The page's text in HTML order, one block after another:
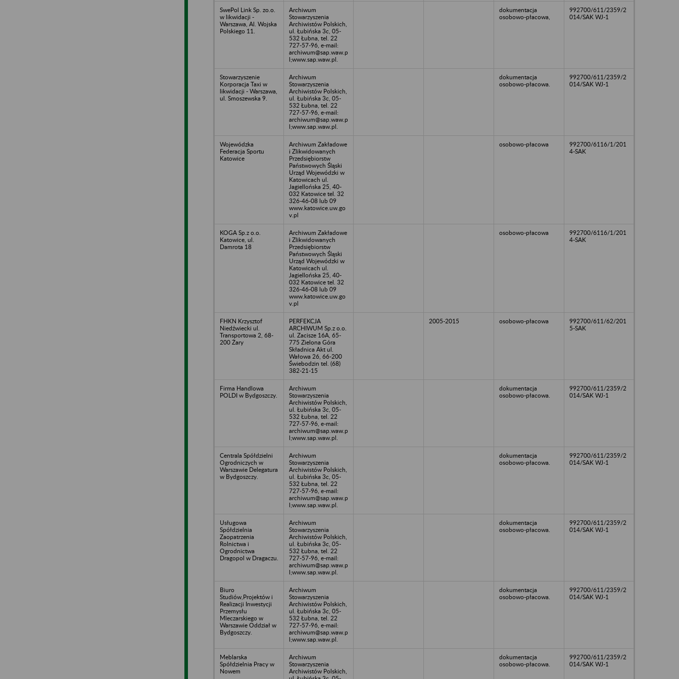
SwePol Link Sp. zo.o.
w likwidacji -
Warszawa, Al. Wojska
Polskiego 11.
Archiwum
Stowarzyszenia
Archiwistów Polskich,
ul. Łubińska 3c, 05-
532 Łubna, tel. 22
727-57-96, e-mail:
archiwum@sap.waw.p
l;www.sap.waw.pl.
dokumentacja
osobowo-płacowa,
992700/611/2359/2
014/SAK WJ-1
Stowarzyszenie
Korporacja Taxi w
likwidacji - Warszawa,
ul. Smoszewska 9.
Archiwum
Stowarzyszenia
Archiwistów Polskich,
ul. Łubińska 3c, 05-
532 Łubna, tel. 22
727-57-96, e-mail:
archiwum@sap.waw.p
l;www.sap.waw.pl.
dokumentacja
osobowo-płacowa.
992700/611/2359/2
014/SAK WJ-1
Wojewódzka
Federacja Sportu
Katowice
Archiwum Zakładowe
i Zlikwidowanych
Przedsiębiorstw
Państwowych Śląski
Urząd Wojewódzki w
Katowicach ul.
Jagiellońska 25, 40-
032 Katowice tel. 32
326-46-08 lub 09
www.katowice.uw.go
v.pl
osobowo-płacowa
992700/6116/1/201
4-SAK
KOGA Sp.z o.o.
Katowice, ul.
Damrota 18
Archiwum Zakładowe
i Zlikwidowanych
Przedsiębiorstw
Państwowych Śląski
Urząd Wojewódzki w
Katowicach ul.
Jagiellońska 25, 40-
032 Katowice tel. 32
326-46-08 lub 09
www.katowice.uw.go
v.pl
osobowo-płacowa
992700/6116/1/201
4-SAK
FHKN Krzysztof
Niedźwiecki ul.
Transportowa 2, 68-
200 Żary
PERFEKCJA
ARCHIWUM Sp.z o.o.
ul. Zacisze 16A, 65-
775 Zielona Góra
Składnica Akt ul.
Wałowa 26, 66-200
Świebodzin tel. (68)
382-21-15
2005-2015 osobowo-płacowa
992700/611/62/201
5-SAK
Firma Handlowa
POLDI w Bydgoszczy.
Archiwum
Stowarzyszenia
Archiwistów Polskich,
ul. Łubińska 3c, 05-
532 Łubna, tel. 22
727-57-96, e-mail:
archiwum@sap.waw.p
l;www.sap.waw.pl.
dokumentacja
osobowo-płacowa.
992700/611/2359/2
014/SAK WJ-1
Centrala Spółdzielni
Ogrodniczych w
Warszawie Delegatura
w Bydgoszczy.
Archiwum
Stowarzyszenia
Archiwistów Polskich,
ul. Łubińska 3c, 05-
532 Łubna, tel. 22
727-57-96, e-mail:
archiwum@sap.waw.p
l;www.sap.waw.pl.
dokumentacja
osobowo-płacowa.
992700/611/2359/2
014/SAK WJ-1
Usługowa
Spółdzielnia
Zaopatrzenia
Rolnictwa i
Ogrodnictwa
Dragopol w Dragaczu.
Archiwum
Stowarzyszenia
Archiwistów Polskich,
ul. Łubińska 3c, 05-
532 Łubna, tel. 22
727-57-96, e-mail:
archiwum@sap.waw.p
l;www.sap.waw.pl.
dokumentacja
osobowo-płacowa.
992700/611/2359/2
014/SAK WJ-1
Biuro
Studiów,Projektów i
Realizacji Inwestycji
Przemysłu
Mleczarskiego w
Warszawie Oddział w
Bydgoszczy.
Archiwum
Stowarzyszenia
Archiwistów Polskich,
ul. Łubińska 3c, 05-
532 Łubna, tel. 22
727-57-96, e-mail:
archiwum@sap.waw.p
l;www.sap.waw.pl.
dokumentacja
osobowo-płacowa.
992700/611/2359/2
014/SAK WJ-1
Meblarska
Spółdzielnia Pracy w
Nowem
Archiwum
Stowarzyszenia
Archiwistów Polskich,
dokumentacja
osobowo-płacowa.
992700/611/2359/2
014/SAK WJ-1